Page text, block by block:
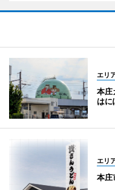
エリ
本庄
はに
エリ
本庄